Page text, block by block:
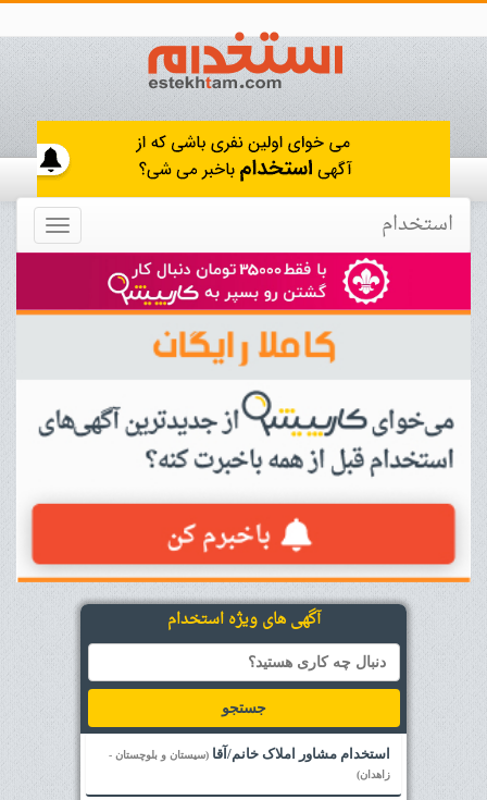
Toggle استخدام
آگهی های ویژه استخدام
جستجو
استخدام مشاور املاک خانم/آقا (سیستان و بلوچستان -
زاهدان)